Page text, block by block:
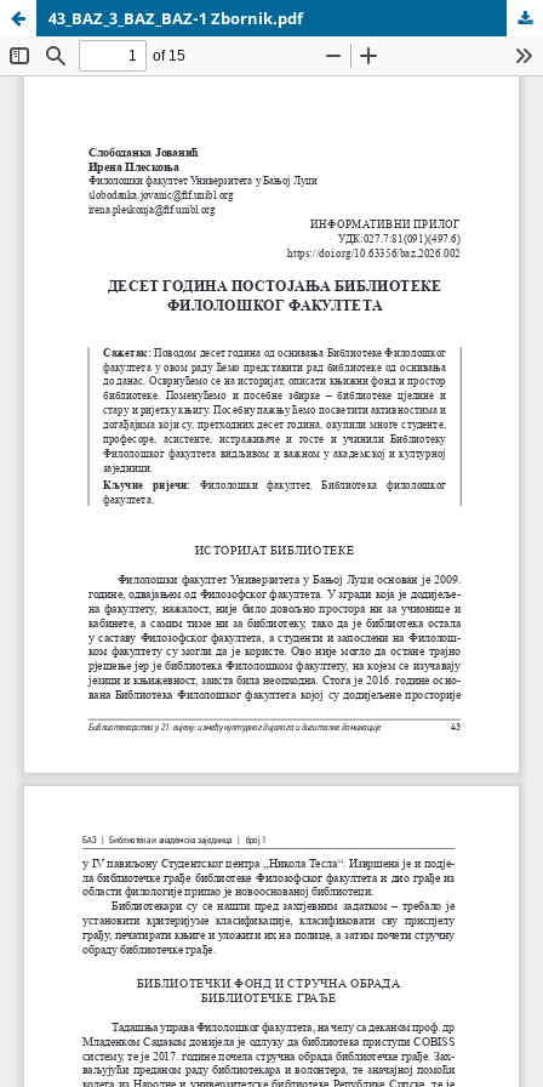
43_BAZ_3_BAZ_BAZ-1 Zbornik.pdf